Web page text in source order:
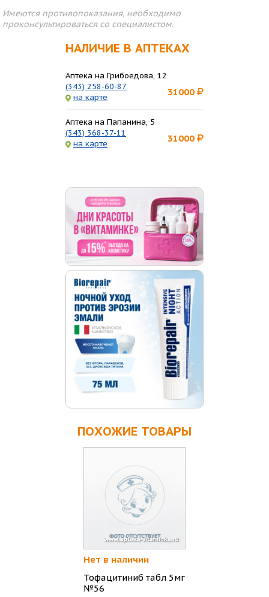
Имеются противопоказания, необходимо
проконсультироваться со специалистом.
НАЛИЧИЕ В АПТЕКАХ
Аптека на Грибоедова, 12
(343) 258-60-87
на карте
31000
Аптека на Папанина, 5
(343) 368-37-11
на карте
31000
ПОХОЖИЕ ТОВАРЫ
Нет в наличии
Тофацитиниб табл 5мг
№56